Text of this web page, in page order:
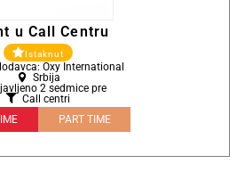
u Call Centru
Istaknut
Oxy International
Srbija
2 sedmice pre
Call centri
PART TIME